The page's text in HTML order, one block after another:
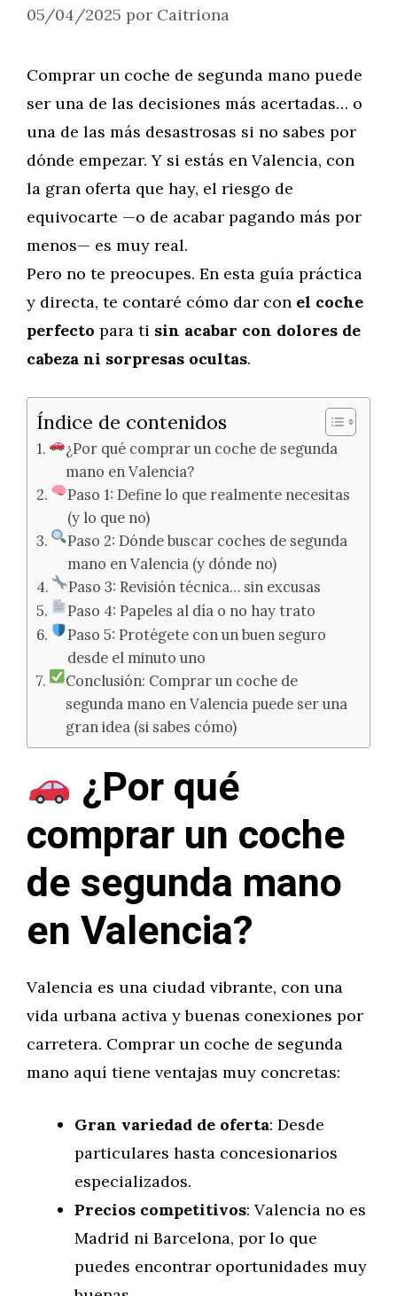
05/04/2025 por Caitriona
Comprar un coche de segunda mano puede
ser una de las decisiones más acertadas… o
una de las más desastrosas si no sabes por
dónde empezar. Y si estás en Valencia, con
la gran oferta que hay, el riesgo de
equivocarte —o de acabar pagando más por
menos— es muy real.
Pero no te preocupes. En esta guía práctica
y directa, te contaré cómo dar con el coche
perfecto para ti sin acabar con dolores de
cabeza ni sorpresas ocultas.
Índice de contenidos
¿Por qué comprar un coche de segunda
mano en Valencia?
Paso 1: Define lo que realmente necesitas
(y lo que no)
Paso 2: Dónde buscar coches de segunda
mano en Valencia (y dónde no)
Paso 3: Revisión técnica… sin excusas
Paso 4: Papeles al día o no hay trato
Paso 5: Protégete con un buen seguro
desde el minuto uno
Conclusión: Comprar un coche de
segunda mano en Valencia puede ser una
gran idea (si sabes cómo)
¿Por qué
comprar un coche
de segunda mano
en Valencia?
Valencia es una ciudad vibrante, con una
vida urbana activa y buenas conexiones por
carretera. Comprar un coche de segunda
mano aquí tiene ventajas muy concretas:
Gran variedad de oferta: Desde
particulares hasta concesionarios
especializados.
Precios competitivos: Valencia no es
Madrid ni Barcelona, por lo que
puedes encontrar oportunidades muy